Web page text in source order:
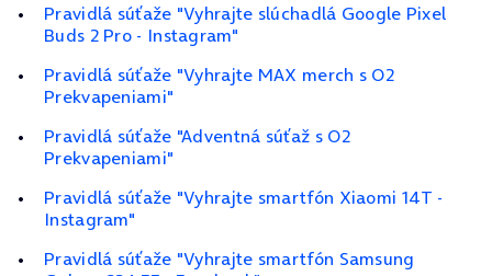
Pravidlá súťaže "Vyhrajte slúchadlá Google Pixel
Buds 2 Pro - Instagram"
Pravidlá súťaže "Vyhrajte MAX merch s O2
Prekvapeniami"
Pravidlá súťaže "Adventná súťaž s O2
Prekvapeniami"
Pravidlá súťaže "Vyhrajte smartfón Xiaomi 14T -
Instagram"
Pravidlá súťaže "Vyhrajte smartfón Samsung